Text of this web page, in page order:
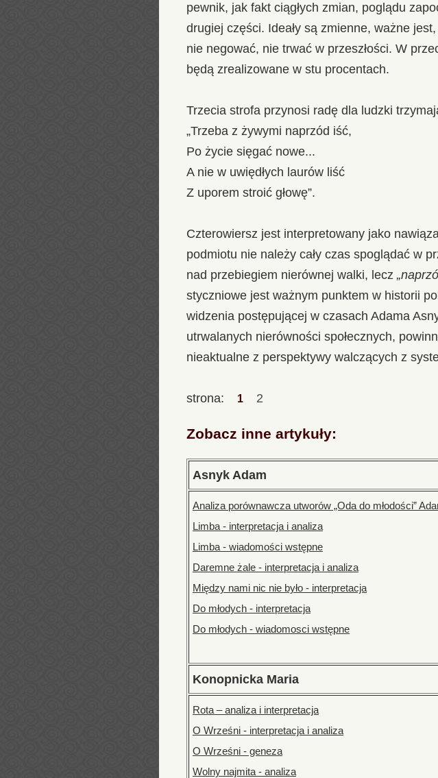
pewnik, jak fakt ciągłych zmian, poglądu
drugiej części. Ideały są zmienne, ważne
nie negować, nie trwać w przeszłości. W
będą zrealizowane w stu procentach.
Trzecia strofa przynosi radę dla ludzki
„Trzeba z żywymi naprzód iść,
Po życie sięgać nowe...
A nie w uwiędłych laurów liść
Z uporem stroić głowę”.
Czterowiersz jest interpretowany jako
podmiotu nie należy cały czas spoglądać w
nad przebiegiem nierównej walki, lecz
styczniowe jest ważnym punktem w historii
widzenia postępującej w czasach Adama
utrwalanych nierówności społecznych,
nieaktualne z perspektywy walczących z
strona: 1 2
Zobacz inne artykuły:
Asnyk Adam
Analiza porównawcza utworów „Oda do młodości”
Limba - interpretacja i analiza
Limba - wiadomości wstępne
Daremne żale - interpretacja i analiza
Między nami nic nie było - interpretacja
Do młodych - interpretacja
Do młodych - wiadomosci wstępne
Konopnicka Maria
Rota – analiza i interpretacja
O Wrześni - interpretacja i analiza
O Wrześni - geneza
Wolny najmita - analiza